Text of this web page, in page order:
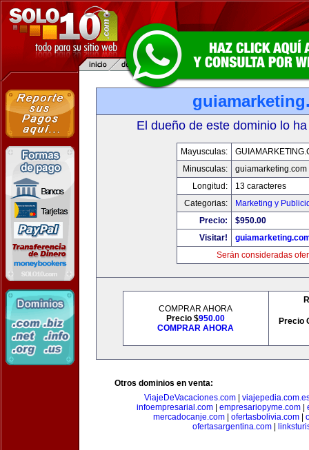
El dueño de este dominio lo
Mayusculas:
Minusculas:
guiamarketing.com
Longitud:
13 caracteres
Categorias:
Marketing y
Precio:
$950.00
Visitar!
Serán consideradas
COMPRAR AHORA
Precio $950.00
COMPRAR AHORA
Precio
Otros dominios en venta:
ViajeDeVacaciones.com
infoempresarial.com| empresariopyme.com|
mercadocanje.com
ofertasbolivia.com
ofertasargentina.com|